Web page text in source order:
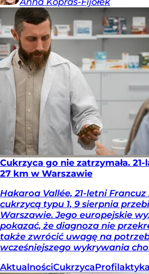
Cukrzyca go nie zatrzymała.
27 km w Warszawie
Hakaroa Vallée, 21-letni Francuz
cukrzycą typu 1, 9 sierpnia
Warszawie. Jego europejskie
pokazać, że diagnoza nie
także zwrócić uwagę na
wcześniejszego wykrywania
AktualnościCukrzyca